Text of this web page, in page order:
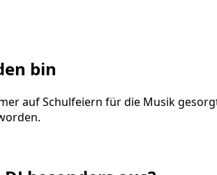
bin
auf Schulfeiern für die Musik